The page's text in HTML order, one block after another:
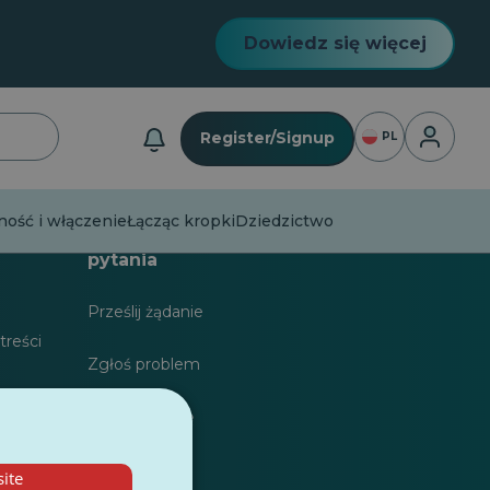
Dowiedz się więcej
Register/Signup PL
i włączenieŁącząc kropkiDziedzictwo
Najczęściej zadawane
pytania
Prześlij żądanie
Zgłoś problem
Zostaw opinię